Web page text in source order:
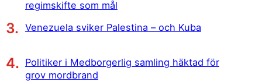
regimskifte som mål
Venezuela sviker Palestina – och Kuba
Politiker i Medborgerlig samling häktad för
grov mordbrand